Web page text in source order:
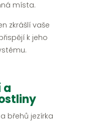
místa.
zkrášlí vaše
k jeho
a
břehů jezírka